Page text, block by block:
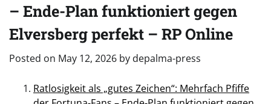
– Ende-Plan funktioniert gegen
Elversberg perfekt – RP Online
Posted on May 12, 2026 by depalma-press
Ratlosigkeit als „gutes Zeichen“: Mehrfach Pfiffe